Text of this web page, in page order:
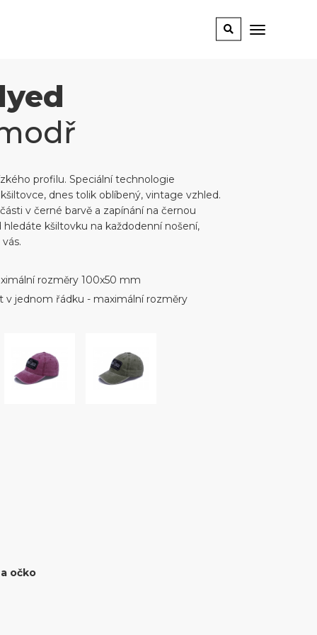
profilu. Speciální technologie
dnes tolik oblíbený, vintage vzhled.
v černé barvě a zapínání na černou
kšiltovku na každodenní nošení,
rozměry 100x50 mm
v jednom řádku - maximální rozměry
očko